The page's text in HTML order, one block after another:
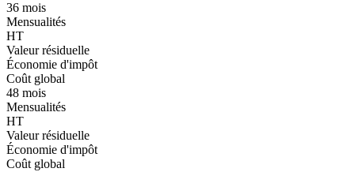
36 mois
Mensualités
HT
Valeur résiduelle
Économie d'impôt
Coût global
48 mois
Mensualités
HT
Valeur résiduelle
Économie d'impôt
Coût global